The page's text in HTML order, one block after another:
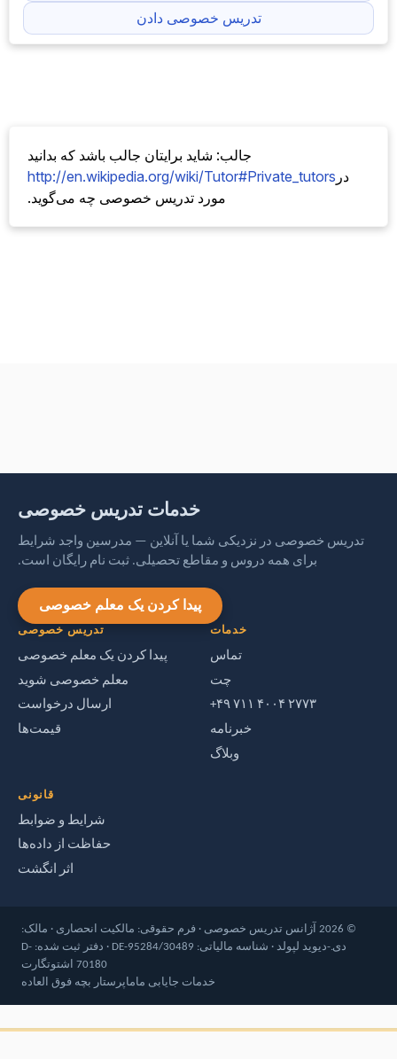
۶
تدریس خصوصی دادن
جالب: شاید برایتان جالب باشد که بدانید
http://en.wikipedia.org/wiki/Tutor#Private_tutors در
مورد تدریس خصوصی چه می‌گوید.
خدمات تدریس خصوصی
تدریس خصوصی در نزدیکی شما یا آنلاین — مدرسین واجد شرایط
برای همه دروس و مقاطع تحصیلی. ثبت نام رایگان است.
پیدا کردن یک معلم خصوصی
تدریس خصوصی
پیدا کردن یک معلم خصوصی
معلم خصوصی شوید
ارسال درخواست
قیمت‌ها
خدمات
تماس
چت
‎+۴۹ ۷۱۱ ۴۰۰۴ ۲۷۷۳‎
خبرنامه
وبلاگ
قانونی
شرایط و ضوابط
حفاظت از داده‌ها
اثر انگشت
© 2026 آژانس تدریس خصوصی · فرم حقوقی: مالکیت انحصاری · مالک:
دی.-دیوید لپولد · شناسه مالیاتی: DE-95284/30489 · دفتر ثبت شده: D-
70180 اشتوتگارت
پرستار بچه فوق العاده خدمات جایابی ماما